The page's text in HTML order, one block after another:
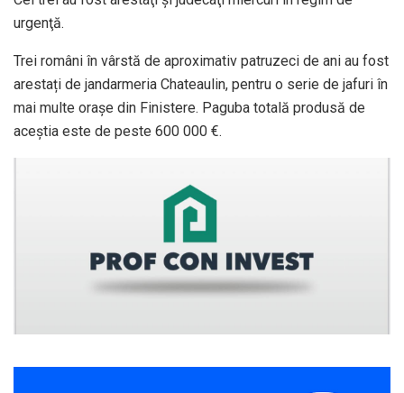
urgenţă.
Trei români în vârstă de aproximativ patruzeci de ani au fost
arestați de jandarmeria Chateaulin, pentru o serie de jafuri în
mai multe orașe din Finistere. Paguba totală produsă de
aceştia este de peste 600 000 €.